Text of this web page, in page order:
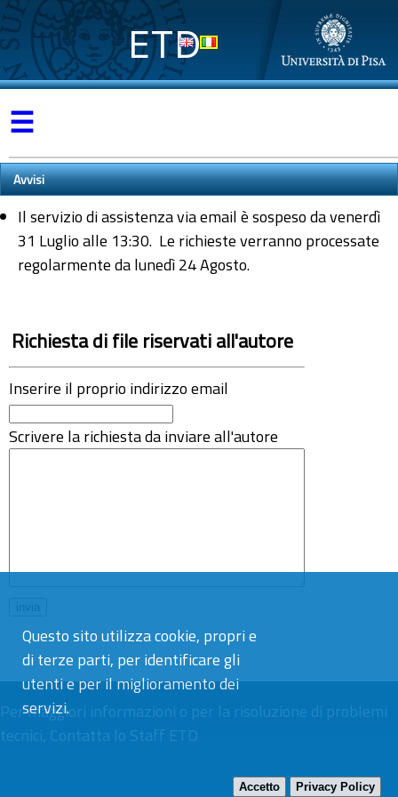
Questo sito utilizza cookie, propri e
di terze parti, per identificare gli
utenti e per il miglioramento dei
servizi.
Accetto Privacy Policy
ETD
☰
Avvisi
Il servizio di assistenza via email è sospeso da venerdì
31 Luglio alle 13:30. Le richieste verranno processate
regolarmente da lunedì 24 Agosto.
Richiesta di file riservati all'autore
Inserire il proprio indirizzo email
Scrivere la richiesta da inviare all'autore
Per maggiori informazioni o per la risoluzione di problemi
tecnici, Contatta lo Staff ETD